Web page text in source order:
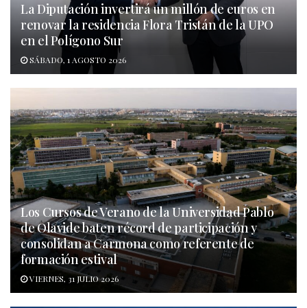
La Diputación invertirá un millón de euros en
renovar la residencia Flora Tristán de la UPO
en el Polígono Sur
SÁBADO, 1 AGOSTO 2026
Los Cursos de Verano de la Universidad Pablo
de Olavide baten récord de participación y
consolidan a Carmona como referente de
formación estival
VIERNES, 31 JULIO 2026